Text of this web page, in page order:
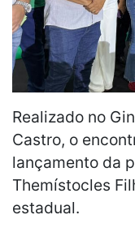
Realizado no
Castro, o
lançamento da
Themístocles
estadual.